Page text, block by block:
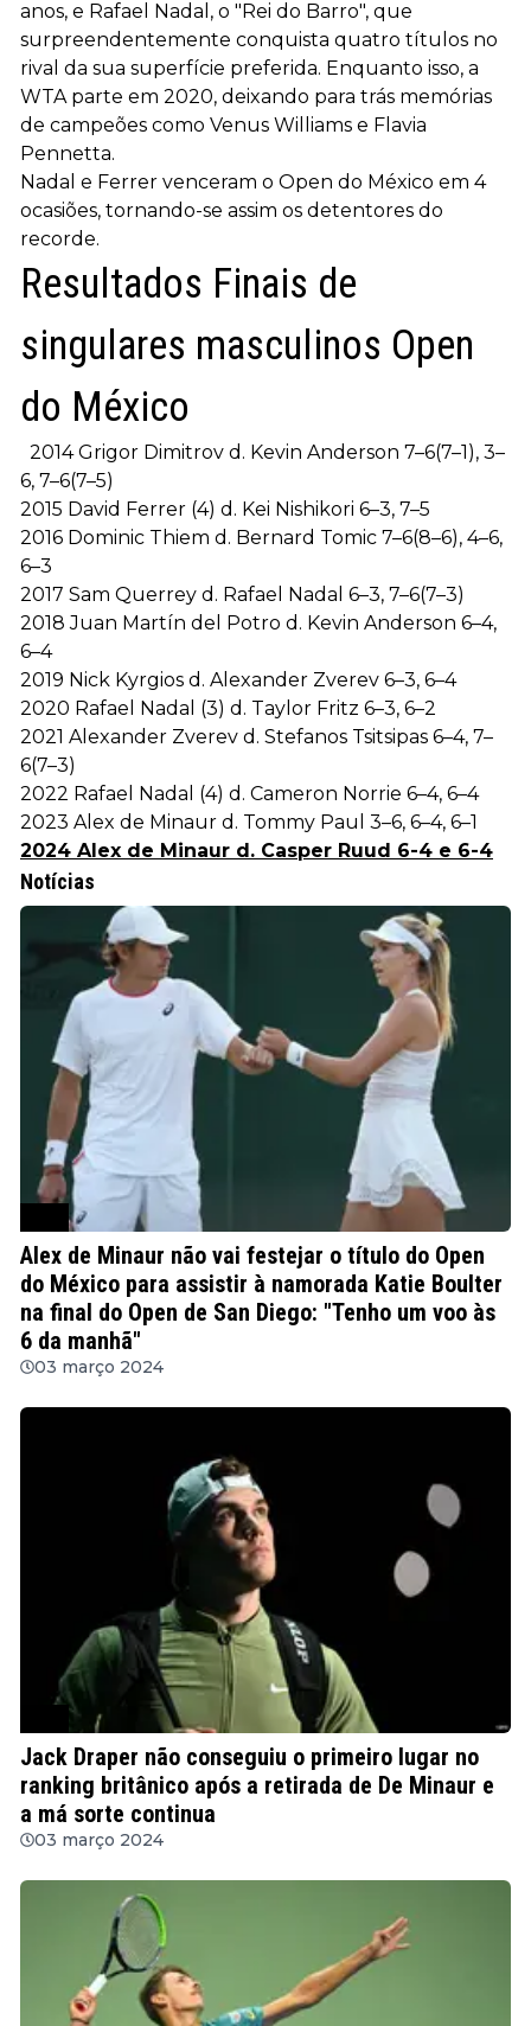
anos, e Rafael Nadal, o "Rei do Barro", que
surpreendentemente conquista quatro títulos no
rival da sua superfície preferida. Enquanto isso, a
WTA parte em 2020, deixando para trás memórias
de campeões como Venus Williams e Flavia
Pennetta.
Nadal e Ferrer venceram o Open do México em 4
ocasiões, tornando-se assim os detentores do
recorde.
Resultados Finais de
singulares masculinos Open
do México
2014 Grigor Dimitrov d. Kevin Anderson 7–6(7–1), 3–
6, 7–6(7–5)
2015 David Ferrer (4) d. Kei Nishikori 6–3, 7–5
2016 Dominic Thiem d. Bernard Tomic 7–6(8–6), 4–6,
6–3
2017 Sam Querrey d. Rafael Nadal 6–3, 7–6(7–3)
2018 Juan Martín del Potro d. Kevin Anderson 6–4,
6–4
2019 Nick Kyrgios d. Alexander Zverev 6–3, 6–4
2020 Rafael Nadal (3) d. Taylor Fritz 6–3, 6–2
2021 Alexander Zverev d. Stefanos Tsitsipas 6–4, 7–
6(7–3)
2022 Rafael Nadal (4) d. Cameron Norrie 6–4, 6–4
2023 Alex de Minaur d. Tommy Paul 3–6, 6–4, 6–1
2024 Alex de Minaur d. Casper Ruud 6-4 e 6-4
Notícias
Alex de Minaur não vai festejar o título do Open
do México para assistir à namorada Katie Boulter
na final do Open de San Diego: "Tenho um voo às
6 da manhã"
03 março 2024
Jack Draper não conseguiu o primeiro lugar no
ranking britânico após a retirada de De Minaur e
a má sorte continua
03 março 2024